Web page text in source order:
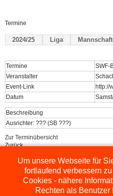
Termine
2024/25 Liga
Termine
SWF-
Veranstalter
Event-Link
http://
Datum
Beschreibung
Ausrichter: ??? (SB ???)
Zur Terminübersicht
Zurück
Powered by
Um unsere Webseite für
fortlaufend verbessern
Cookies - nähere
Rechten als